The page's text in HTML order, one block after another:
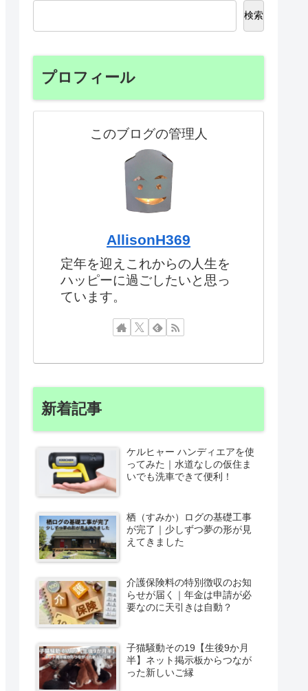
検索
プロフィール
このブログの管理人
AllisonH369
定年を迎えこれからの人生を
ハッピーに過ごしたいと思っ
ています。
新着記事
ケルヒャー ハンディエアを使
ってみた｜水道なしの仮住ま
いでも洗車できて便利！
栖（すみか）ログの基礎工事
が完了｜少しずつ夢の形が見
えてきました
介護保険料の特別徴収のお知
らせが届く｜年金は申請が必
要なのに天引きは自動？
子猫騒動その19【生後9か月
半】ネット掲示板からつなが
った新しいご縁